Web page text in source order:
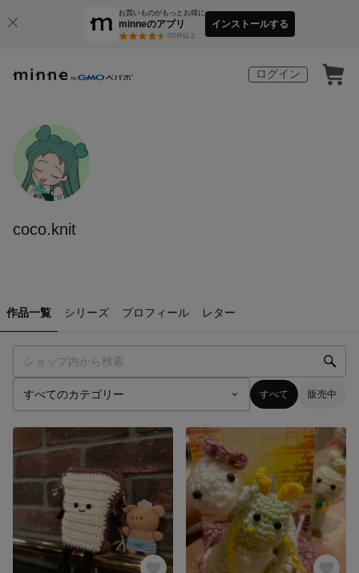
お買いものがもっとお得に
minneのアプリ
3万件以上
インストールする
ログイン
coco.knit
作品一覧 シリーズ プロフィール レター
すべて 販売中